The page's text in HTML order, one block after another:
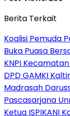
Berita Terkait
Koalisi Pemuda
Buka Puasa
KNPI
DPD GAMKI
Madrasah
Pascasarjana
Ketua ISPIKANI